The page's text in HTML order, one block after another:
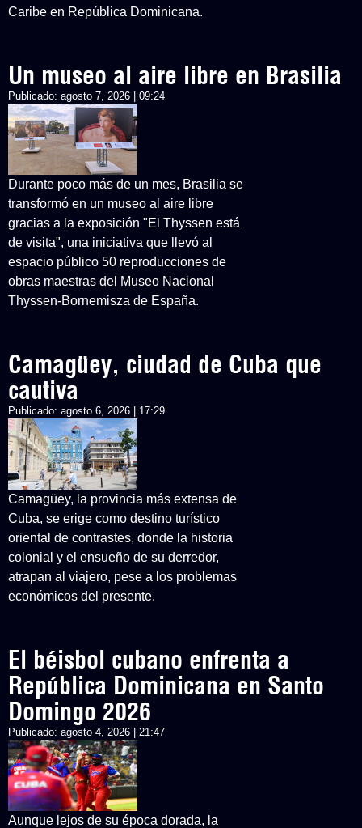
Caribe en República Dominicana.
Un museo al aire libre en Brasilia
Publicado: agosto 7, 2026 | 09:24
Durante poco más de un mes, Brasilia se
transformó en un museo al aire libre
gracias a la exposición "El Thyssen está
de visita", una iniciativa que llevó al
espacio público 50 reproducciones de
obras maestras del Museo Nacional
Thyssen-Bornemisza de España.
Camagüey, ciudad de Cuba que
cautiva
Publicado: agosto 6, 2026 | 17:29
Camagüey, la provincia más extensa de
Cuba, se erige como destino turístico
oriental de contrastes, donde la historia
colonial y el ensueño de su derredor,
atrapan al viajero, pese a los problemas
económicos del presente.
El béisbol cubano enfrenta a
República Dominicana en Santo
Domingo 2026
Publicado: agosto 4, 2026 | 21:47
Aunque lejos de su época dorada, la